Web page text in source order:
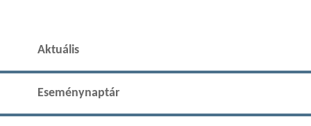
Aktuális
Eseménynaptár